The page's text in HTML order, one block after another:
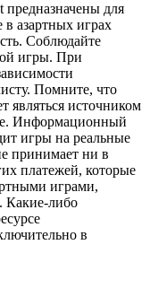
предназначены для
азартных играх
Соблюдайте
игры. При
Помните, что
являться источником
Информационный
игры на реальные
принимает ни в
платежей, которые
играми,
Какие-либо
в